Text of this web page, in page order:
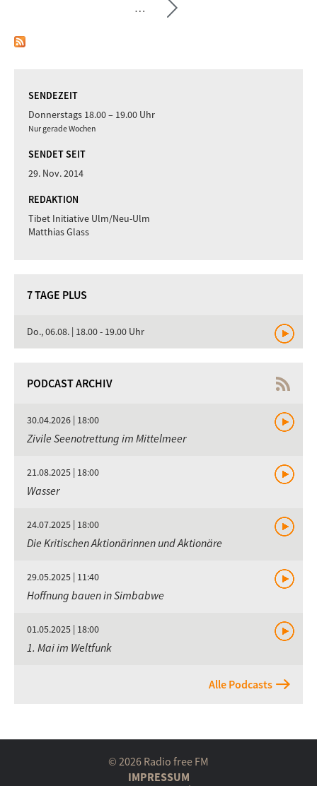
…
SENDEZEIT
Donnerstags 18.00 – 19.00 Uhr
Nur gerade Wochen
SENDET SEIT
29. Nov. 2014
REDAKTION
Tibet Initiative Ulm/Neu-Ulm
Matthias Glass
7 TAGE PLUS
Do., 06.08. | 18.00 - 19.00 Uhr
PODCAST ARCHIV
30.04.2026 | 18:00
Zivile Seenotrettung im Mittelmeer
21.08.2025 | 18:00
Wasser
24.07.2025 | 18:00
Die Kritischen Aktionärinnen und Aktionäre
29.05.2025 | 11:40
Hoffnung bauen in Simbabwe
01.05.2025 | 18:00
1. Mai im Weltfunk
Alle Podcasts
© 2026 Radio free FM
IMPRESSUM